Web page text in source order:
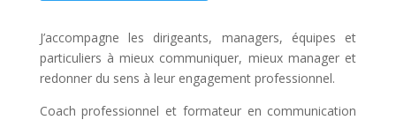
J’accompagne les dirigeants, managers, équipes et
particuliers à mieux communiquer, mieux manager et
redonner du sens à leur engagement professionnel.
Coach professionnel et formateur en communication